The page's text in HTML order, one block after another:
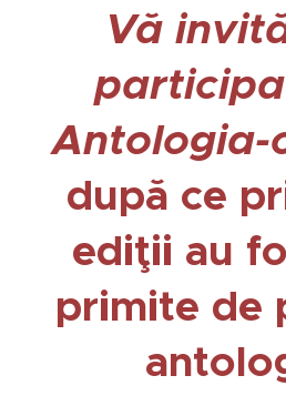
Vă
Antologia-
după ce
ediţii au
primite de